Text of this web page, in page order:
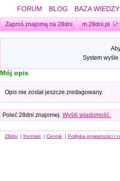
FORUM BLOG BAZA WIEDZY
Zaproś znajomą na 28dni m.28dni.pl
System
Mój opis
Opis nie został jeszcze zredagowany.
Poleć 28dni znajomej. Wyślij wiadomość.
28dni | Kontakt | Cennik | Polityka prywatności i